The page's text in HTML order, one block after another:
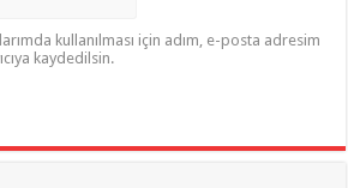
kullanılması için adım, e-posta adresim
kaydedilsin.